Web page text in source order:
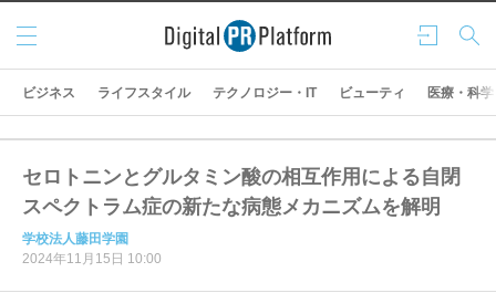
ログ
イン
検索
メニ
ュー
ビジネス ライフスタイル テクノロジー・IT ビューティ 医療・科学
セロトニンとグルタミン酸の相互作用による自閉
スペクトラム症の新たな病態メカニズムを解明
学校法人藤田学園
2024年11月15日 10:00